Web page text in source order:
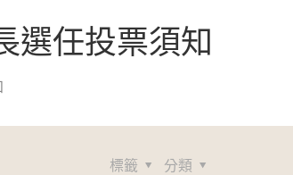
選任投票須知
分類
標籤